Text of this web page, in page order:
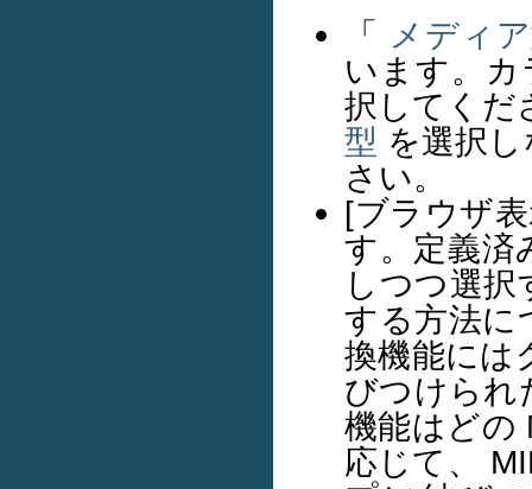
「 メディ
います。
択してくだ
型 を選択
さい。
[ブラウザ
す。定義済
しつつ選
する方法に
換機能には
びつけられ
機能はどの
応じて、